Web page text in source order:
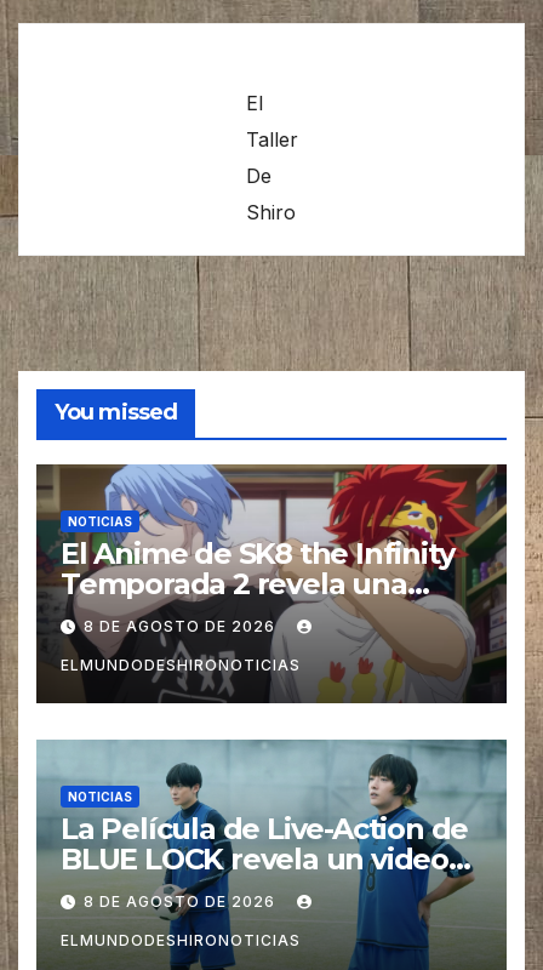
El
Taller
De
Shiro
You missed
NOTICIAS
El Anime de SK8 the Infinity
Temporada 2 revela una
imagen promocional
8 DE AGOSTO DE 2026
ELMUNDODESHIRONOTICIAS
NOTICIAS
La Película de Live-Action de
BLUE LOCK revela un video
especial con el tema musical
interpretado por Ado
8 DE AGOSTO DE 2026
ELMUNDODESHIRONOTICIAS